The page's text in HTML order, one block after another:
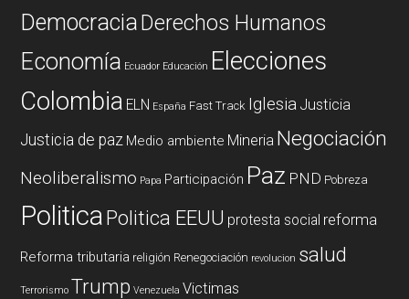
DemocraciaDerechos Humanos
Economía Ecuador Educación Elecciones
Colombia ELN España Fast Track Iglesia Justicia
Justicia de paz Medio ambiente Mineria Negociación
Neoliberalismo Papa Participación Paz PND Pobreza
PoliticaPolitica EEUU protesta social reforma
Reforma tributaria religión Renegociación revolucion salud
Terrorismo Trump Venezuela Victimas